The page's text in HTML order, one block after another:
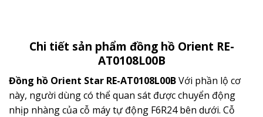
Chi tiết sản phẩm đồng hồ Orient RE-
AT0108L00B
Đồng hồ Orient Star RE-AT0108L00BVới phần lộ cơ
này, người dùng có thể quan sát được chuyển động
nhịp nhàng của cỗ máy tự động F6R24 bên dưới. Cỗ